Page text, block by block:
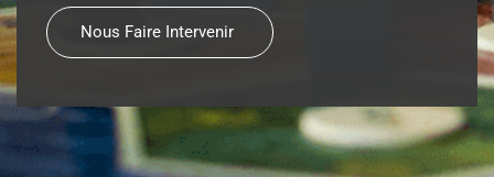
Nous Faire Intervenir